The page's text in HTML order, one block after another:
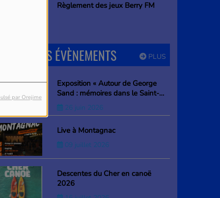
par Orejime
Règlement des jeux Berry FM
PLUS
PROCHAINS ÉVÈNEMENTS
Exposition « Autour de George
Sand : mémoires dans le Saint-
Amandois »
26 juin 2026
Live à Montagnac
09 juillet 2026
Descentes du Cher en canoë
2026